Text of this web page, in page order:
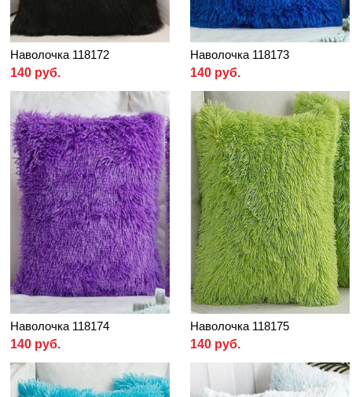
Наволочка 118172
140 руб.
Наволочка 118173
140 руб.
Наволочка 118174
140 руб.
Наволочка 118175
140 руб.